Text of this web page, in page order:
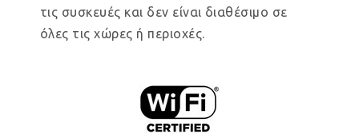
τις συσκευές και δεν είναι διαθέσιμο σε
όλες τις χώρες ή περιοχές.